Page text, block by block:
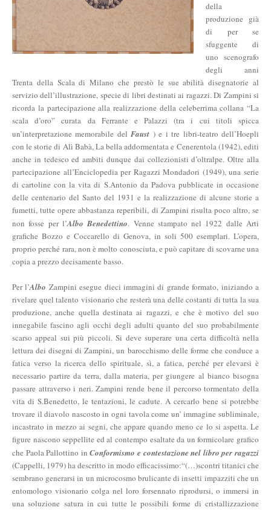
della
produzione già
di per se
sfuggente di
uno scenografo
degli anni
Trenta della Scala di Milano che prestò le sue abilità disegnatorie al
servizio dell’illustrazione, specie di libri destinati ai ragazzi. Di Zampini si
ricorda la partecipazione alla realizzazione della celeberrima collana “La
scala d’oro” curata da Ferrante e Palazzi (tra i cui titoli spicca
un’interpretazione memorabile delFaust ) e i tre libri-teatro dell’Hoepli
con le storie di Alì Babà, La bella addormentata e Cenerentola (1942), editi
anche in tedesco ed ambiti dunque dai collezionisti d’oltralpe. Oltre alla
partecipazione all’Enciclopedia per Ragazzi Mondadori (1949), una serie
di cartoline con la vita di S.Antonio da Padova pubblicate in occasione
delle centenario del Santo del 1931 e la realizzazione di alcune storie a
fumetti, tutte opere abbastanza reperibili, di Zampini risulta poco altro, se
non fosse per l’Albo Benedettino. Venne stampato nel 1922 dalle Arti
grafiche Bozzo e Coccarello di Genova, in soli 500 esemplari. L’opera,
proprio perché rara, non è molto conosciuta, e può capitare di scovarne una
copia a prezzo decisamente basso.
Per l’Albo Zampini esegue dieci immagini di grande formato, iniziando a
rivelare quel talento visionario che resterà una delle costanti di tutta la sua
produzione, anche quella destinata ai ragazzi, e che è motivo del suo
innegabile fascino agli occhi degli adulti quanto del suo probabilmente
scarso appeal sui più piccoli. Si deve superare una certa difficoltà nella
lettura dei disegni di Zampini, un barocchismo delle forme che conduce a
fatica verso la ricerca dello spirituale, sì, a fatica, perché per elevarsi è
necessario partire da terra, dalla materia, per giungere al bianco bisogna
passare attraverso i neri. Zampini rende bene il percorso tormentato della
vita di S.Benedetto, le tentazioni, le cadute. A cercarlo bene si potrebbe
trovare il diavolo nascosto in ogni tavola come un’ immagine subliminale,
incastrato in mezzo ai segni, che appare quando meno ce lo si aspetta. Le
figure nascono seppellite ed al contempo esaltate da un formicolare grafico
che Paola Pallottino inConformismo e contestazione nel libro per ragazzi
(Cappelli, 1979) ha descritto in modo efficacissimo:“(…)scontri titanici che
sembrano generarsi in un microcosmo brulicante di insetti impazziti che un
entomologo visionario colga nel loro forsennato riprodursi, o immersi in
una soluzione satura in cui tutte le possibili forme di cristallizzazione